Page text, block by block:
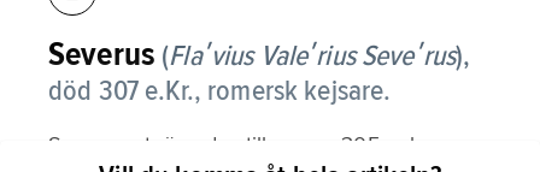
Severus (Flaʹvius Valeʹrius Seveʹrus),
död 307 e.Kr., romersk kejsare.
Severus utnämndes till caesar 305 och